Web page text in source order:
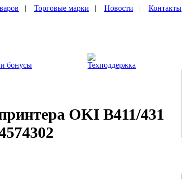
| Торговые марки | Новости | Контакты
бонусы Техподдержка
OKI B411/431